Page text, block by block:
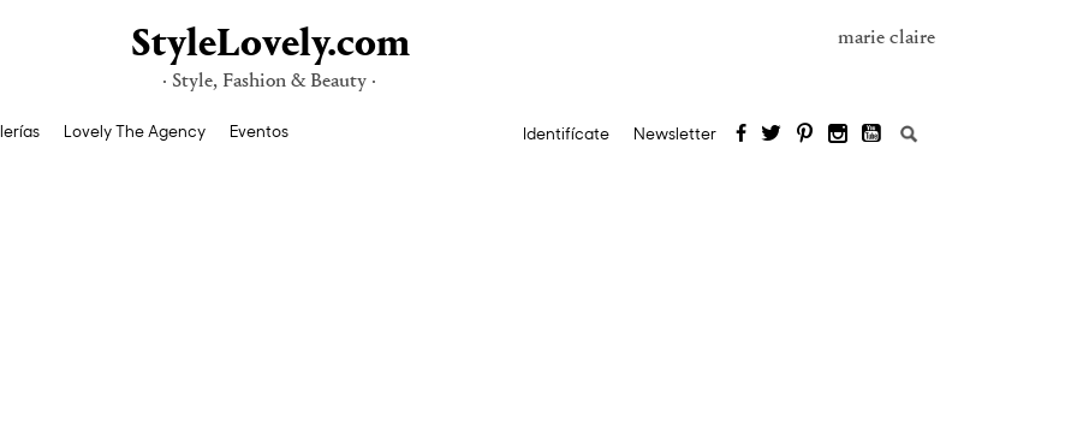
StyleLovely.com
· Style, Fashion & Beauty ·
marie claire
Lovely The Agency Eventos Identifícate Newsletter Buscar: